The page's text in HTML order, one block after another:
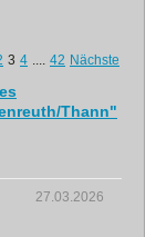
3 4 .... 42 Nächste
Thann"
27.03.2026